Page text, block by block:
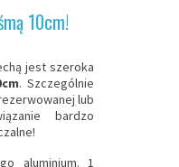
10cm!
jest szeroka
. Szczególnie
lub
bardzo
aluminium. 1